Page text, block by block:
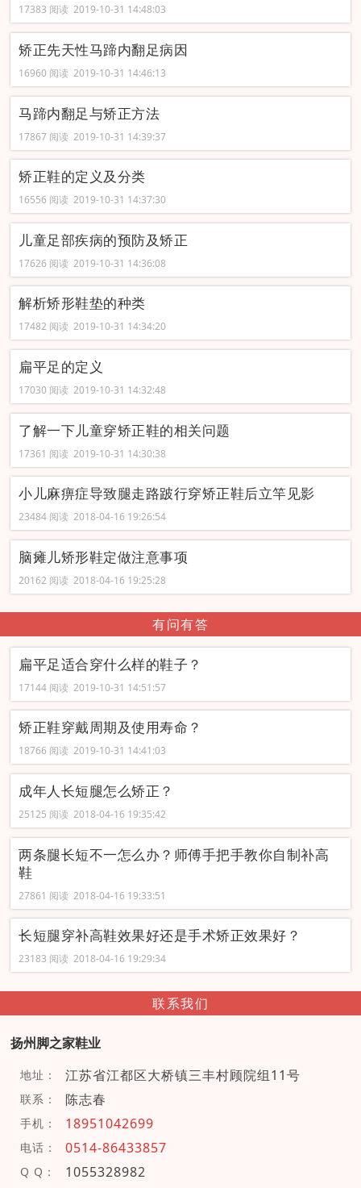
17383 阅读 2019-10-31 14:48:03
矫正先天性马蹄内翻足病因
16960 阅读 2019-10-31 14:46:13
马蹄内翻足与矫正方法
17867 阅读 2019-10-31 14:39:37
矫正鞋的定义及分类
16556 阅读 2019-10-31 14:37:30
儿童足部疾病的预防及矫正
17626 阅读 2019-10-31 14:36:08
解析矫形鞋垫的种类
17482 阅读 2019-10-31 14:34:20
扁平足的定义
17030 阅读 2019-10-31 14:32:48
了解一下儿童穿矫正鞋的相关问题
17361 阅读 2019-10-31 14:30:38
小儿麻痹症导致腿走路跛行穿矫正鞋后立竿见影
23484 阅读 2018-04-16 19:26:54
脑瘫儿矫形鞋定做注意事项
20162 阅读 2018-04-16 19:25:28
有问有答
扁平足适合穿什么样的鞋子？
17144 阅读 2019-10-31 14:51:57
矫正鞋穿戴周期及使用寿命？
18766 阅读 2019-10-31 14:41:03
成年人长短腿怎么矫正？
25125 阅读 2018-04-16 19:35:42
两条腿长短不一怎么办？师傅手把手教你自制补高
鞋
27861 阅读 2018-04-16 19:33:51
长短腿穿补高鞋效果好还是手术矫正效果好？
23183 阅读 2018-04-16 19:29:34
联系我们
扬州脚之家鞋业
地址： 江苏省江都区大桥镇三丰村顾院组11号
联系： 陈志春
手机： 18951042699
电话： 0514-86433857
Q Q： 1055328982